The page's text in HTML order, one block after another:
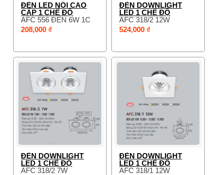
ĐÈN LED NỔI CAO
CẤP 1 CHẾ ĐỘ
AFC 556 ĐEN 6W 1C
208,000 ₫
ĐÈN DOWNLIGHT
LED 1 CHẾ ĐỘ
AFC 318/2 12W
524,000 ₫
ĐÈN DOWNLIGHT
LED 1 CHẾ ĐỘ
AFC 318/2 7W
ĐÈN DOWNLIGHT
LED 1 CHẾ ĐỘ
AFC 318/1 12W